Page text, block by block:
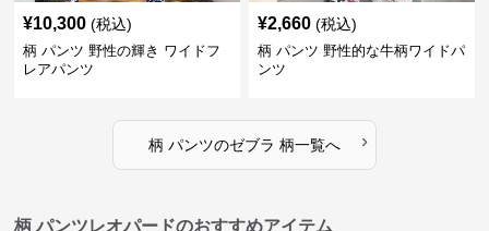
¥10,300 (税込)
柄 パンツ 野性の輝き ワイドフ
レアパンツ
¥2,660 (税込)
柄 パンツ 野性的な牛柄ワイドパ
ンツ
柄 パンツのゼブラ 柄一覧へ ›
柄 パンツレオパードのおすすめアイテム